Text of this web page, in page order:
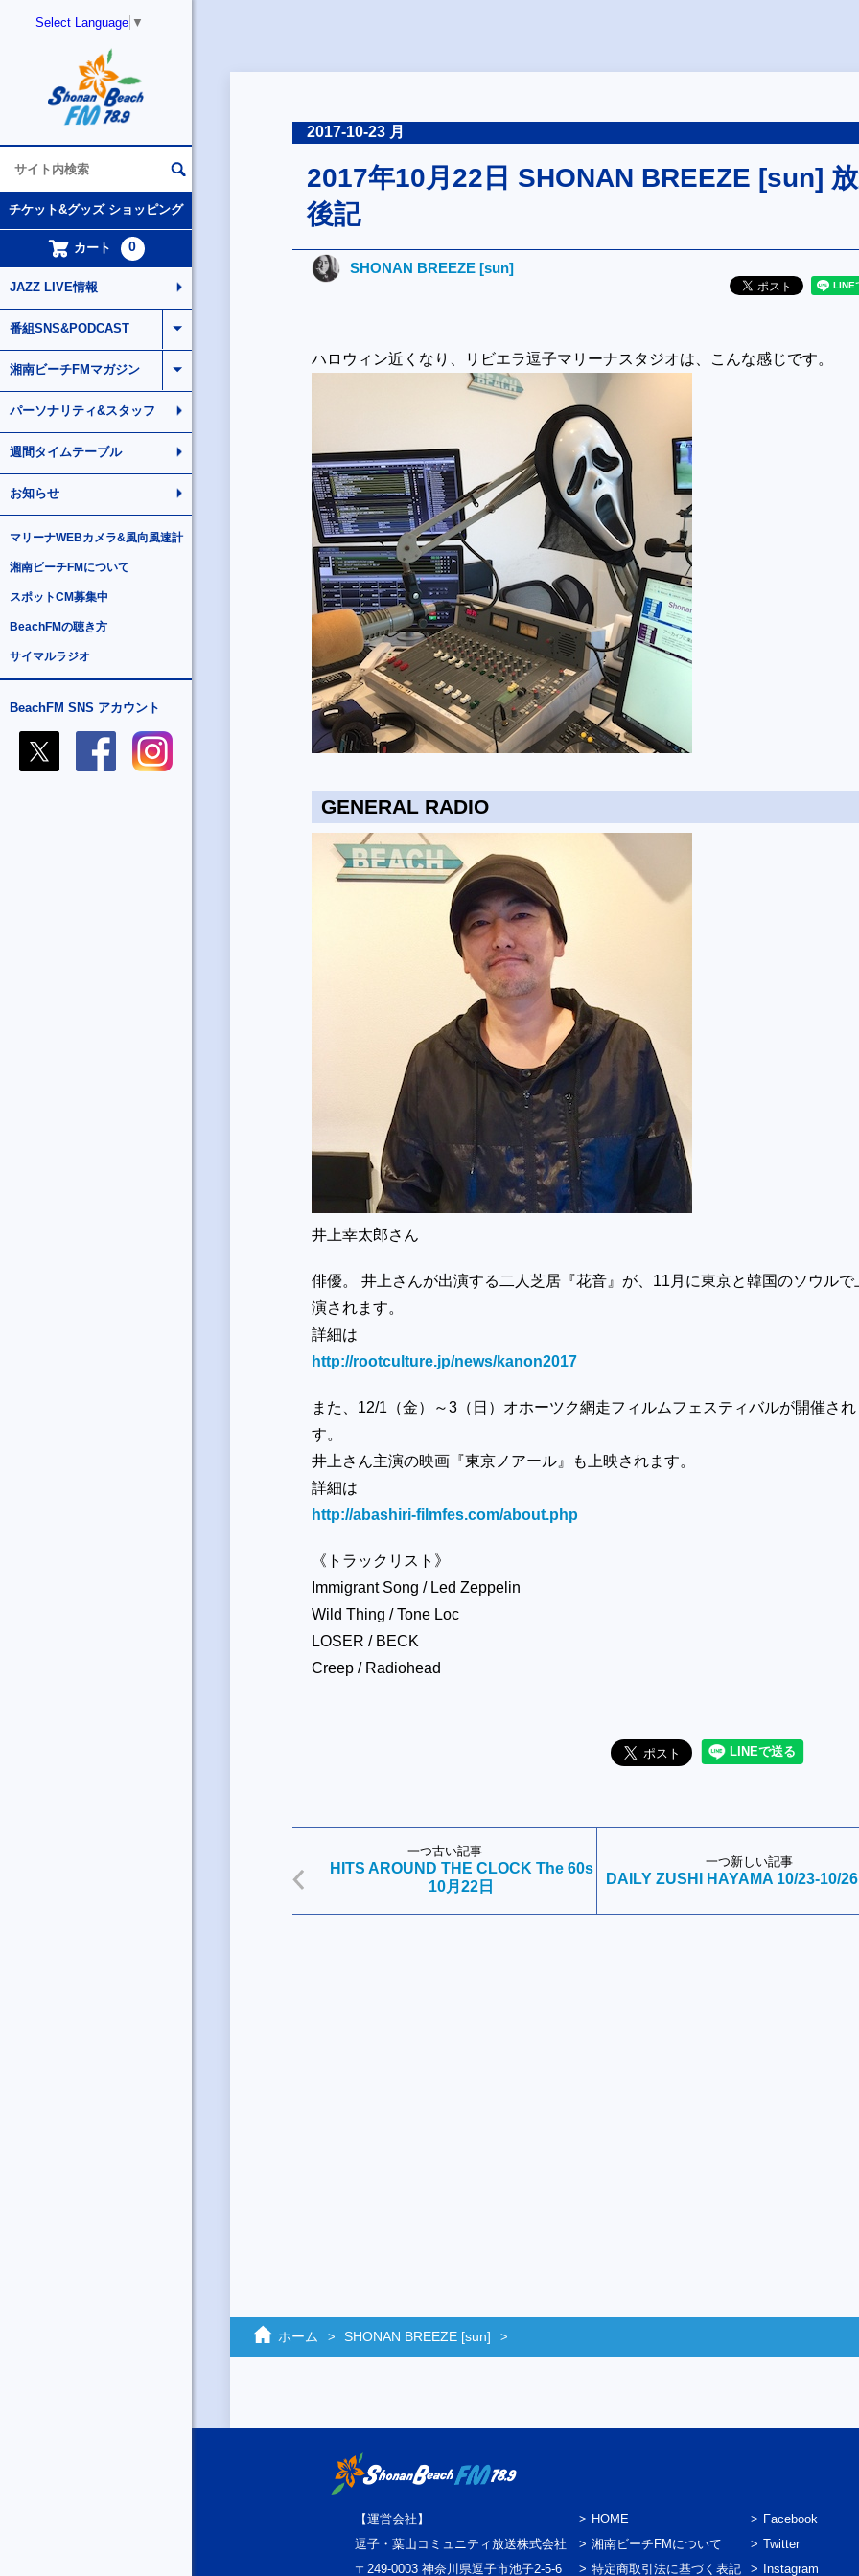
Select Language ▼
チケット&グッズ ショッピング
カート 0
JAZZ LIVE情報
番組SNS&PODCAST
湘南ビーチFMマガジン
パーソナリティ&スタッフ
週間タイムテーブル
お知らせ
マリーナWEBカメラ&風向風速計
湘南ビーチFMについて
スポットCM募集中
BeachFMの聴き方
サイマルラジオ
BeachFM SNS アカウント
2017-10-23 月
2017年10月22日 SHONAN BREEZE [sun]
後記
SHONAN BREEZE [sun]
ハロウィン近くなり、リビエラ逗子マリーナスタジオは、こんな感じです。
GENERAL RADIO
井上幸太郎さん
俳優。 井上さんが出演する二人芝居『花音』が、11月に東京と韓国のソウルで
演されます。
詳細は
http://rootculture.jp/news/kanon2017
また、12/1（金）～3（日）オホーツク網走フィルムフェスティバルが開催され
す。
井上さん主演の映画『東京ノアール』も上映されます。
詳細は
http://abashiri-filmfes.com/about.php
《トラックリスト》
Immigrant Song / Led Zeppelin
Wild Thing / Tone Loc
LOSER / BECK
Creep / Radiohead
一つ古い記事
HITS AROUND THE CLOCK The 60s
10月22日
一つ新しい記事
DAILY ZUSHI HAYAMA 10/23-10/26
ホーム SHONAN BREEZE [sun]
【運営会社】
逗子・葉山コミュニティ放送株式会社
〒249-0003 神奈川県逗子市池子2-5-6
HOME
湘南ビーチFMについて
特定商取引法に基づく表記
Facebook
Twitter
Instagram